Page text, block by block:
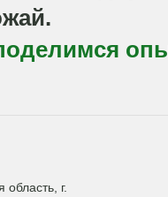
г.